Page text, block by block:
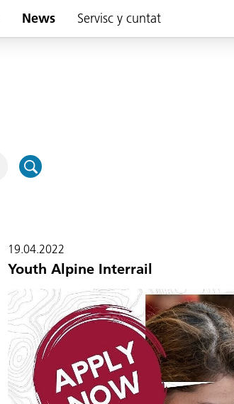
News Servisc y cuntat
19.04.2022
Youth Alpine Interrail